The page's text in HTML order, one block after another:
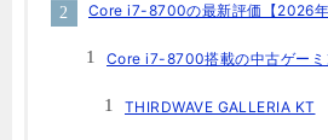
Core i7-8700の最新評価【2026年
Core i7-8700搭載の中古ゲーミ
THIRDWAVE GALLERIA KT